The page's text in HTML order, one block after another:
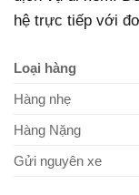
hệ trực tiếp với
Loại hàng
Hàng nhẹ
Hàng Nặng
Gửi nguyên xe